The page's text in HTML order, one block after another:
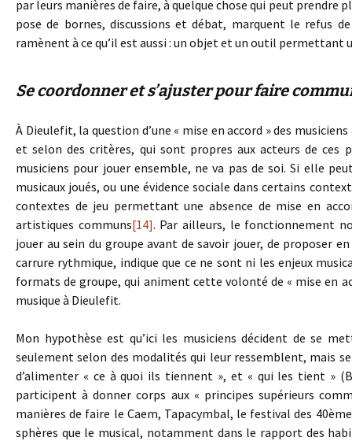
par leurs manières de faire, à quelque chose qui peut
pose de bornes, discussions et débat, marquent le refus
ramènent à ce qu’il est aussi : un objet et un outil permettant
Se coordonner et s’ajuster pour faire
À Dieulefit, la question d’une « mise en accord » des
et selon des critères, qui sont propres aux acteurs de ces
musiciens pour jouer ensemble, ne va pas de soi. Si elle
musicaux joués, ou une évidence sociale dans certains
contextes de jeu permettant une absence de mise en
artistiques communs[14]. Par ailleurs, le fonctionnement
jouer au sein du groupe avant de savoir jouer, de proposer
carrure rythmique, indique que ce ne sont ni les enjeux
formats de groupe, qui animent cette volonté de « mise en
musique à Dieulefit.
Mon hypothèse est qu’ici les musiciens décident de se
seulement selon des modalités qui leur ressemblent, mais
d’alimenter « ce à quoi ils tiennent », et « qui les tient »
participent à donner corps aux « principes supérieurs
manières de faire le Caem, Tapacymbal, le festival des
sphères que le musical, notamment dans le rapport des